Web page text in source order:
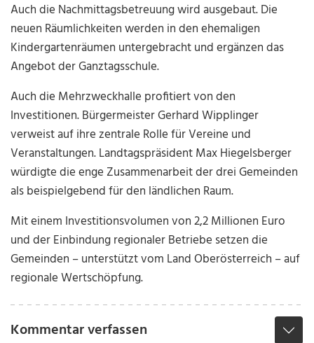
Auch die Nachmittagsbetreuung wird ausgebaut. Die
neuen Räumlichkeiten werden in den ehemaligen
Kindergartenräumen untergebracht und ergänzen das
Angebot der Ganztagsschule.
Auch die Mehrzweckhalle profitiert von den
Investitionen. Bürgermeister Gerhard Wipplinger
verweist auf ihre zentrale Rolle für Vereine und
Veranstaltungen. Landtagspräsident Max Hiegelsberger
würdigte die enge Zusammenarbeit der drei Gemeinden
als beispielgebend für den ländlichen Raum.
Mit einem Investitionsvolumen von 2,2 Millionen Euro
und der Einbindung regionaler Betriebe setzen die
Gemeinden – unterstützt vom Land Oberösterreich – auf
regionale Wertschöpfung.
Kommentar verfassen